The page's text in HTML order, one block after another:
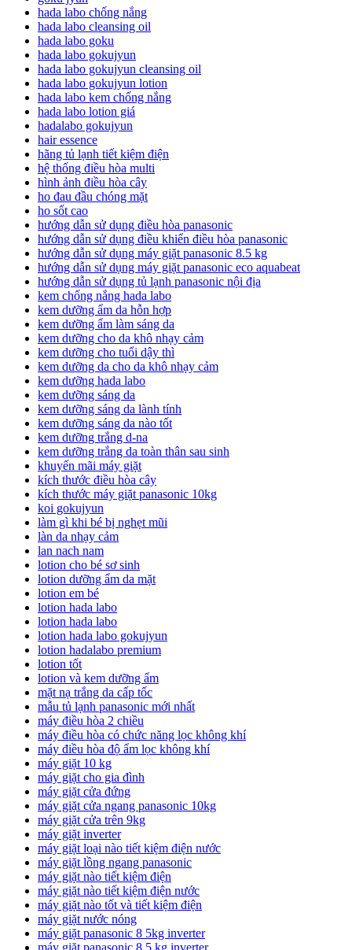
hada labo chống nắng
hada labo cleansing oil
hada labo goku
hada labo gokujyun
hada labo gokujyun cleansing oil
hada labo gokujyun lotion
hada labo kem chống nắng
hada labo lotion giá
hadalabo gokujyun
hair essence
hãng tủ lạnh tiết kiệm điện
hệ thống điều hòa multi
hình ảnh điều hòa cây
ho đau đầu chóng mặt
ho sốt cao
hướng dẫn sử dụng điều hòa panasonic
hướng dẫn sử dụng điều khiển điều hòa panasonic
hướng dẫn sử dụng máy giặt panasonic 8.5 kg
hướng dẫn sử dụng máy giặt panasonic eco aquabeat
hướng dẫn sử dụng tủ lạnh panasonic nội địa
kem chống nắng hada labo
kem dưỡng ẩm da hỗn hợp
kem dưỡng ẩm làm sáng da
kem dưỡng cho da khô nhạy cảm
kem dưỡng cho tuổi dậy thì
kem dưỡng da cho da khô nhạy cảm
kem dưỡng hada labo
kem dưỡng sáng da
kem dưỡng sáng da lành tính
kem dưỡng sáng da nào tốt
kem dưỡng trắng d-na
kem dưỡng trắng da toàn thân sau sinh
khuyến mãi máy giặt
kích thước điều hòa cây
kích thước máy giặt panasonic 10kg
koi gokujyun
làm gì khi bé bị nghẹt mũi
làn da nhạy cảm
lan nach nam
lotion cho bé sơ sinh
lotion dưỡng ẩm da mặt
lotion em bé
lotion hada labo
lotion hada labo
lotion hada labo gokujyun
lotion hadalabo premium
lotion tốt
lotion và kem dưỡng ẩm
mặt nạ trắng da cấp tốc
mẫu tủ lạnh panasonic mới nhất
máy điều hòa 2 chiều
máy điều hòa có chức năng lọc không khí
máy điều hòa độ ẩm lọc không khí
máy giặt 10 kg
máy giặt cho gia đình
máy giặt cửa đứng
máy giặt cửa ngang panasonic 10kg
máy giặt cửa trên 9kg
máy giặt inverter
máy giặt loại nào tiết kiệm điện nước
máy giặt lồng ngang panasonic
máy giặt nào tiết kiệm điện
máy giặt nào tiết kiệm điện nước
máy giặt nào tốt và tiết kiệm điện
máy giặt nước nóng
máy giặt panasonic 8 5kg inverter